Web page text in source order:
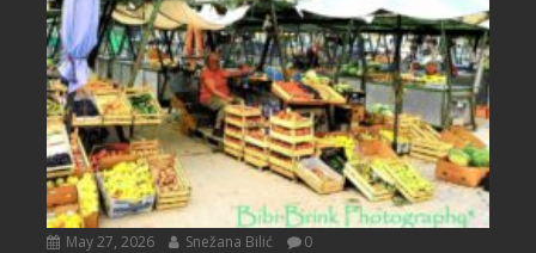
May 27, 2026 Snežana Bilić 0